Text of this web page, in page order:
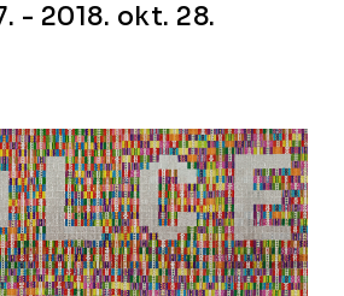
- 2018. okt. 28.